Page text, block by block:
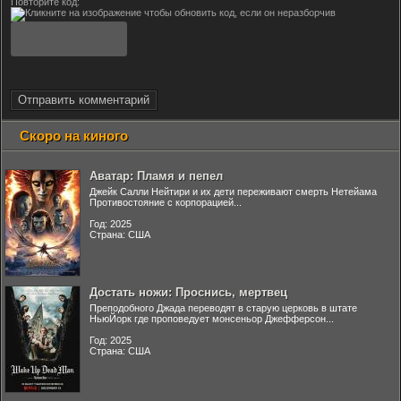
Отправить комментарий
Скоро на киного
Аватар: Пламя и пепел
Джейк Салли Нейтири и их дети переживают смерть Нетейама
Противостояние с корпорацией...
Год: 2025
Страна: США
Достать ножи: Проснись, мертвец
Преподобного Джада переводят в старую церковь в штате
НьюЙорк где проповедует монсеньор Джефферсон...
Год: 2025
Страна: США